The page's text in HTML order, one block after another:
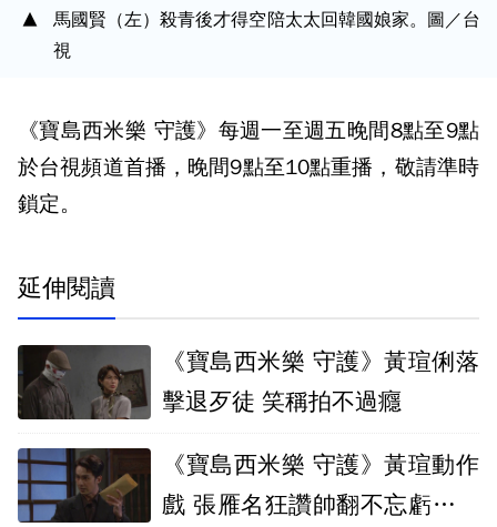
馬國賢（左）殺青後才得空陪太太回韓國娘家。圖／台
視
《寶島西米樂 守護》每週一至週五晚間8點至9點
於台視頻道首播，晚間9點至10點重播，敬請準時
鎖定。
延伸閱讀
《寶島西米樂 守護》黃瑄俐落
擊退歹徒 笑稱拍不過癮
《寶島西米樂 守護》黃瑄動作
戲 張雁名狂讚帥翻不忘虧她沒